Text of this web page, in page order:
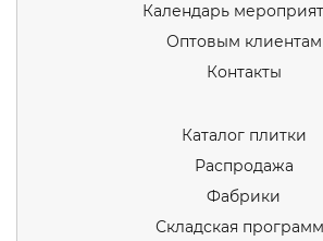
Календарь
Оптовым клиентам
Контакты
Каталог плитки
Распродажа
Фабрики
Складская